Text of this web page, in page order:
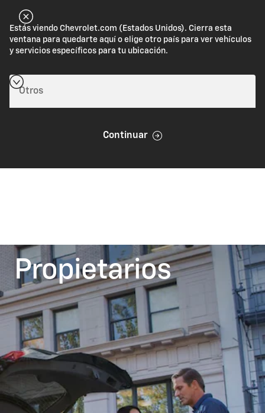
Estás viendo Chevrolet.com (Estados Unidos). Cierra esta
ventana para quedarte aquí o elige otro país para ver vehículos
y servicios específicos para tu ubicación.
Continuar
Propietarios